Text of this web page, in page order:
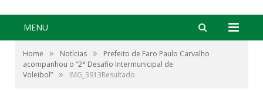
MENU
Home » Notícias »
Prefeito de Faro Paulo Carvalho
acompanhou o “2° Desafio Intermunicipal de
Voleibol” » IMG_3913Resultado